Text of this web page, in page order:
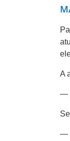
A
—
—